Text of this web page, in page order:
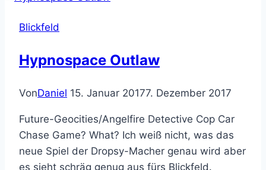
Blickfeld
Hypnospace Outlaw
VonDaniel 15. Januar 20177. Dezember 2017
Future-Geocities/Angelfire Detective Cop Car
Chase Game? What? Ich weiß nicht, was das
neue Spiel der Dropsy-Macher genau wird aber
es sieht schräg genug aus fürs Blickfeld.